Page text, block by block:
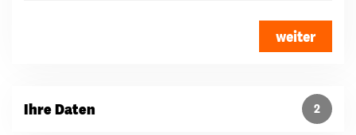
weiter
Ihre Daten 2